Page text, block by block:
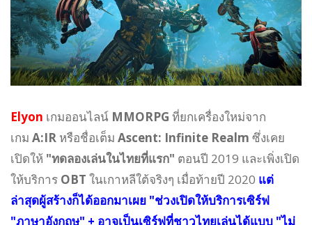
Elyon เกมออนไลน์ MMORPG ที่ยกเครื่องใหม่จาก
เกม A:IR หรือชื่อเต็ม Ascent: Infinite Realm ซึ่งเคย
เปิดให้ "ทดลองเล่นในไทยที่แรก" ตอนปี 2019 และเพิ่งเปิด
ให้บริการ OBT ในเกาหลีใต้จริงๆ เมื่อท้ายปี 2020 แต่
ล่าสุดผู้สร้างก็ได้ออกมาเผย "ช่วงเปิดให้บริการเซิร์ฟ
"ภาษาอังกฤษ" + อาจเป็นเซิร์ฟที่ชาวไทยเล่นได้แบบ "ไม่